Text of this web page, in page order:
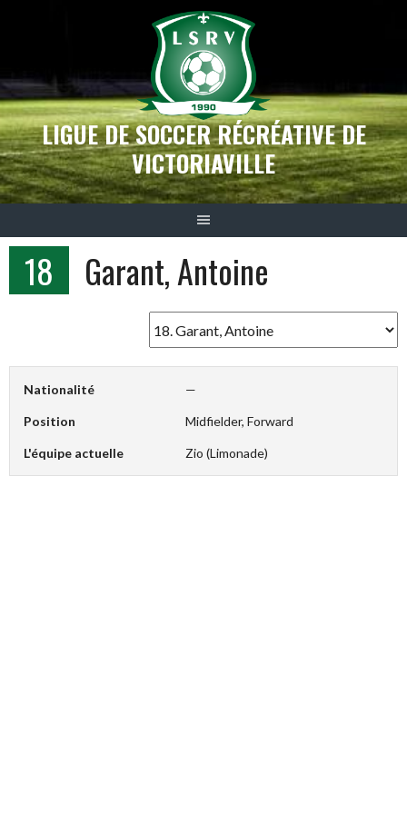
LIGUE DE SOCCER RÉCRÉATIVE DE
VICTORIAVILLE
18 Garant, Antoine
Nationalité —
Position Midfielder, Forward
L'équipe actuelle Zio (Limonade)